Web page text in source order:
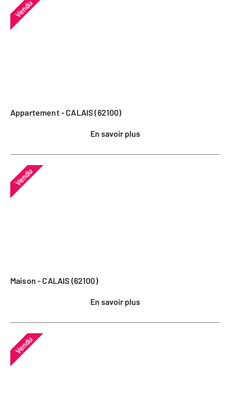
Vendu
Appartement - CALAIS (62100)
En savoir plus
Vendu
Maison - CALAIS (62100)
En savoir plus
Vendu